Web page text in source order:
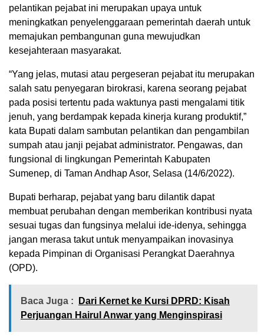
pelantikan pejabat ini merupakan upaya untuk
meningkatkan penyelenggaraan pemerintah daerah untuk
memajukan pembangunan guna mewujudkan
kesejahteraan masyarakat.
“Yang jelas, mutasi atau pergeseran pejabat itu merupakan
salah satu penyegaran birokrasi, karena seorang pejabat
pada posisi tertentu pada waktunya pasti mengalami titik
jenuh, yang berdampak kepada kinerja kurang produktif,”
kata Bupati dalam sambutan pelantikan dan pengambilan
sumpah atau janji pejabat administrator. Pengawas, dan
fungsional di lingkungan Pemerintah Kabupaten
Sumenep, di Taman Andhap Asor, Selasa (14/6/2022).
Bupati berharap, pejabat yang baru dilantik dapat
membuat perubahan dengan memberikan kontribusi nyata
sesuai tugas dan fungsinya melalui ide-idenya, sehingga
jangan merasa takut untuk menyampaikan inovasinya
kepada Pimpinan di Organisasi Perangkat Daerahnya
(OPD).
Baca Juga :
Dari Kernet ke Kursi DPRD: Kisah
Perjuangan Hairul Anwar yang Menginspirasi